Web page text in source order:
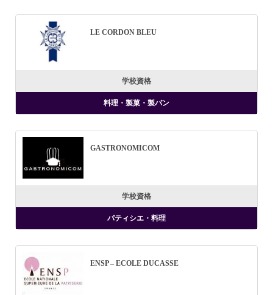
LE CORDON BLEU
学校資格
料理・製菓・製パン
GASTRONOMICOM
学校資格
パティシエ・料理
ENSP – ECOLE DUCASSE